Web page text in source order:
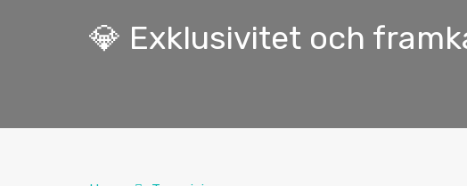
💎 Exklusivitet och